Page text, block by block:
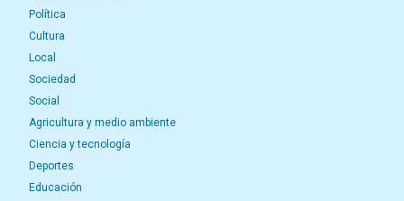
Política
Cultura
Local
Sociedad
Social
Agricultura y medio ambiente
Ciencia y tecnología
Deportes
Educación